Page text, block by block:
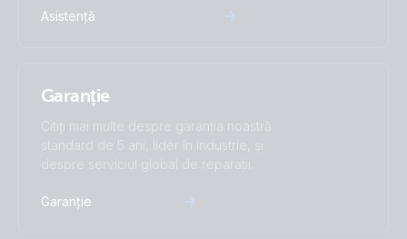
Asistență
Garanție
Citiți mai multe despre garanția noastră
standard de 5 ani, lider în industrie, și
despre serviciul global de reparații.
Garanție